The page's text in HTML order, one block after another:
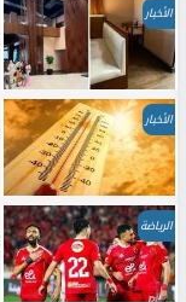
الأخبار
الأخبار
الرياضة